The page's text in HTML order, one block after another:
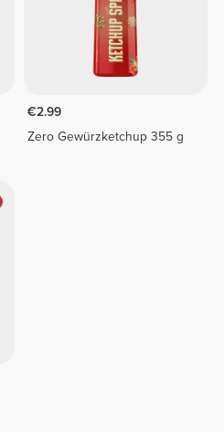
€2.99
Zero Gewürzketchup 355 g